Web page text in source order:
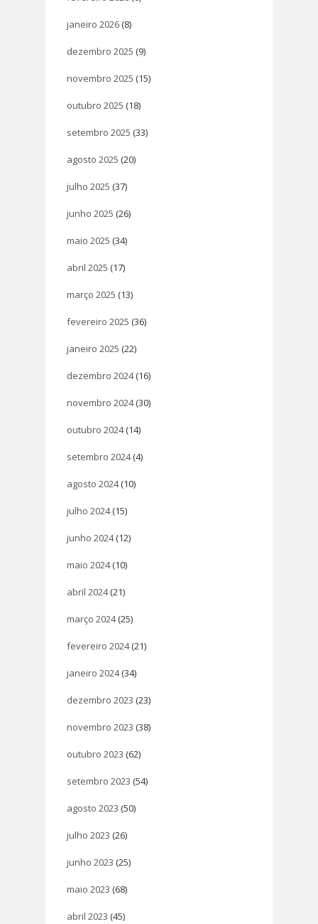
janeiro 2026 (8)
dezembro 2025 (9)
novembro 2025 (15)
outubro 2025 (18)
setembro 2025 (33)
agosto 2025 (20)
julho 2025 (37)
junho 2025 (26)
maio 2025 (34)
abril 2025 (17)
março 2025 (13)
fevereiro 2025 (36)
janeiro 2025 (22)
dezembro 2024(16)
novembro 2024(30)
outubro 2024(14)
setembro 2024(4)
agosto 2024(10)
julho 2024(15)
junho 2024(12)
maio 2024(10)
abril 2024(21)
março 2024(25)
fevereiro 2024(21)
janeiro 2024(34)
dezembro 2023 (23)
novembro 2023 (38)
outubro 2023 (62)
setembro 2023 (54)
agosto 2023 (50)
julho 2023 (26)
junho 2023 (25)
maio 2023 (68)
abril 2023 (45)